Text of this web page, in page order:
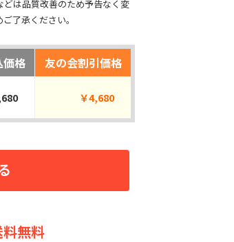
は品質改善のため予告なく変
了承ください。
価格 友の会割引価格
￥4,680
無料